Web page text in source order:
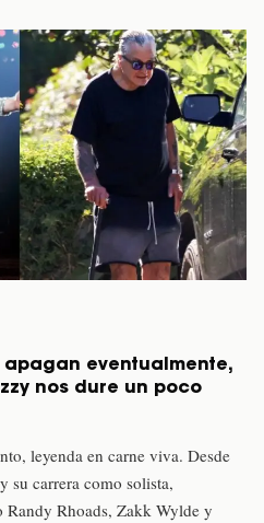
eventualmente,
nos dure un poco
leyenda en carne viva. Desde
su carrera como solista,
Randy Rhoads, Zakk Wylde y